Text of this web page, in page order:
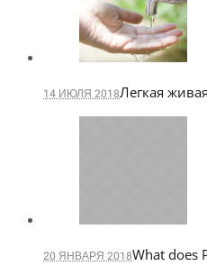
14 ИЮЛЯ 2018Легкая
20 ЯНВАРЯ 2018What does